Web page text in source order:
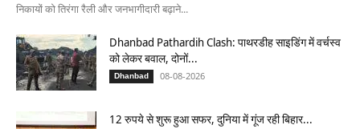
निकायों को तिरंगा रैली और जनभागीदारी बढ़ाने...
Dhanbad Pathardih Clash: पाथरडीह साइडिंग में वर्चस्व
को लेकर बवाल, दोनों...
Dhanbad 08-08-2026
12 रुपये से शुरू हुआ सफर, दुनिया में गूंज रही बिहार...